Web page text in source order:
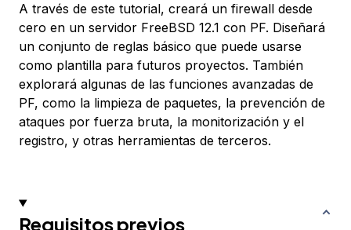
A través de este tutorial, creará un firewall desde
cero en un servidor FreeBSD 12.1 con PF. Diseñará
un conjunto de reglas básico que puede usarse
como plantilla para futuros proyectos. También
explorará algunas de las funciones avanzadas de
PF, como la limpieza de paquetes, la prevención de
ataques por fuerza bruta, la monitorización y el
registro, y otras herramientas de terceros.
Requisitos previos